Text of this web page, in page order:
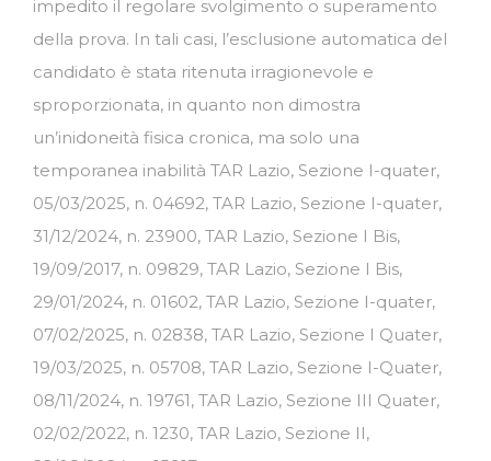
impedito il regolare svolgimento o superamento
della prova. In tali casi, l’esclusione automatica del
candidato è stata ritenuta irragionevole e
sproporzionata, in quanto non dimostra
un’inidoneità fisica cronica, ma solo una
temporanea inabilità TAR Lazio, Sezione I-quater,
05/03/2025, n. 04692, TAR Lazio, Sezione I-quater,
31/12/2024, n. 23900, TAR Lazio, Sezione I Bis,
19/09/2017, n. 09829, TAR Lazio, Sezione I Bis,
29/01/2024, n. 01602, TAR Lazio, Sezione I-quater,
07/02/2025, n. 02838, TAR Lazio, Sezione I Quater,
19/03/2025, n. 05708, TAR Lazio, Sezione I-Quater,
08/11/2024, n. 19761, TAR Lazio, Sezione III Quater,
02/02/2022, n. 1230, TAR Lazio, Sezione II,